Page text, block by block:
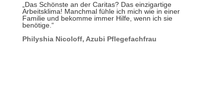
„Das Schönste an der Caritas? Das einzigartige
Arbeitsklima! Manchmal fühle ich mich wie in einer
Familie und bekomme immer Hilfe, wenn ich sie
benötige.“
Philyshia Nicoloff, Azubi Pflegefachfrau